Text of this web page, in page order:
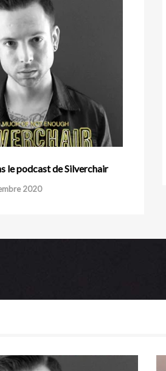
le podcast de Silverchair
2020